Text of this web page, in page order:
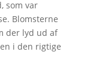
som var
Blomsterne
der lyd ud af
i den rigtige